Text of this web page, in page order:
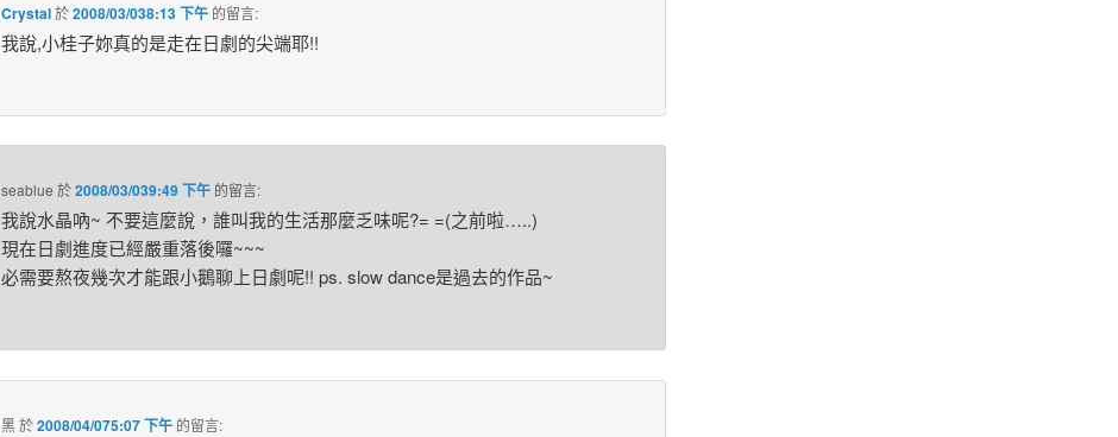
Crystal於2008/03/038:13 下午 的留言:
我說,小桂子妳真的是走在日劇的尖端耶!!
seablue 於2008/03/039:49 下午 的留言:
我說水晶吶~ 不要這麼說，誰叫我的生活那麼乏味呢?= =(之前啦…..)
現在日劇進度已經嚴重落後囉~~~
必需要熬夜幾次才能跟小鵝聊上日劇呢!! ps. slow dance是過去的作品~
黑於2008/04/075:07 下午 的留言: